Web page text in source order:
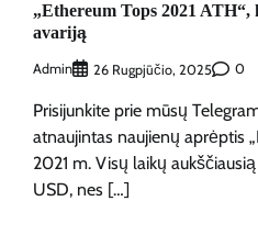
„Ethereum Tops 2021
avariją
Admin 26 Rugpjūčio, 2025 0
Prisijunkite prie mūsų
atnaujintas naujienų aprėptis
2021 m. Visų laikų
USD, nes […]